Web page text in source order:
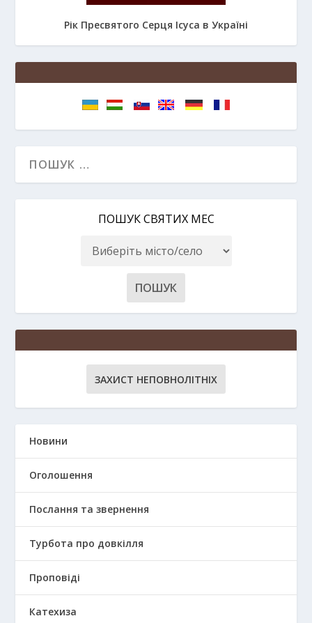
Рік Пресвятого Серця Ісуса в Україні
ПОШУК СВЯТИХ МЕС
ЗАХИСТ НЕПОВНОЛІТНІХ
Новини
Оголошення
Послання та звернення
Турбота про довкілля
Проповіді
Катехиза